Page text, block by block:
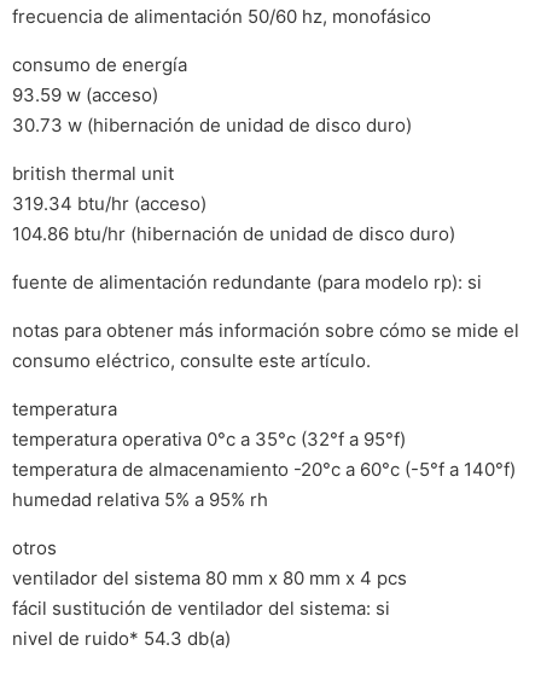
frecuencia de alimentación 50/60 hz, monofásico
consumo de energía
93.59 w (acceso)
30.73 w (hibernación de unidad de disco duro)
british thermal unit
319.34 btu/hr (acceso)
104.86 btu/hr (hibernación de unidad de disco duro)
fuente de alimentación redundante (para modelo rp): si
notas para obtener más información sobre cómo se mide el
consumo eléctrico, consulte este artículo.
temperatura
temperatura operativa 0°c a 35°c (32°f a 95°f)
temperatura de almacenamiento -20°c a 60°c (-5°f a 140°f)
humedad relativa 5% a 95% rh
otros
ventilador del sistema 80 mm x 80 mm x 4 pcs
fácil sustitución de ventilador del sistema: si
nivel de ruido* 54.3 db(a)